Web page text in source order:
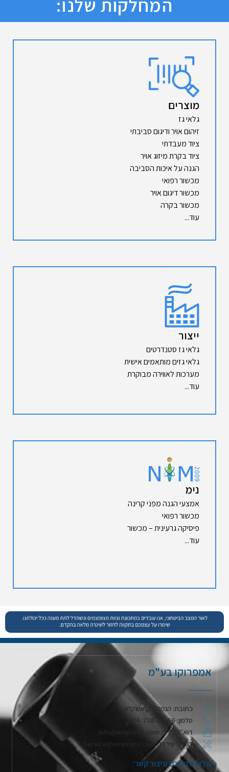
המחלקות שלנו:
מוצרים
גלאי גז
זיהום אויר ודיגום סביבתי
ציוד מעבדתי
ציוד בקרת מיזוג אויר
הגנה על איכות הסביבה
מכשור רפואי
מכשור דיגום אויר
מכשור בקרה
עוד...
ייצור
גלאי גז סטנדרטים
גלאי גזים מותאמים אישית
מערכות לאווירה מבוקרת
עוד...
נימ
אמצעי הגנה מפני קרינה
מכשור רפואי
פיסיקה גרעינית – מכשור
עוד...
אמפרוקו בע"מ
כתובת: הנפח 28, אשקלון
טלפון: 074-708-71-66
דוא"ל כללי: Info@emproco.com
דוא"ל שירות: Service@emproco.com
מלאו פרטיכם וניצור קשר: